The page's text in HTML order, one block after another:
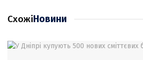
СхожіНовини